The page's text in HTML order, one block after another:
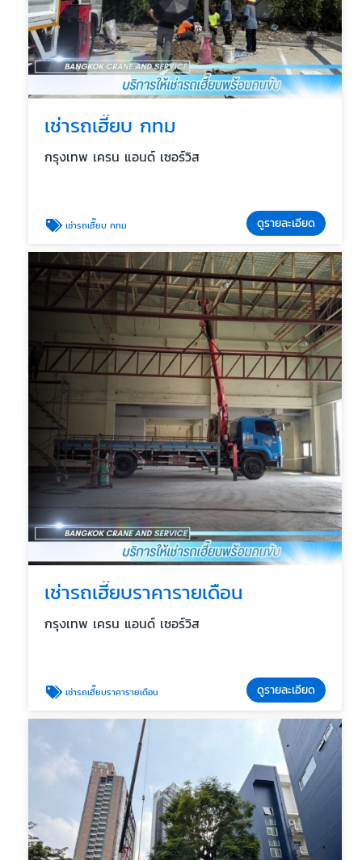
เช่ารถเฮี๊ยบ กทม
กรุงเทพ เครน แอนด์ เซอร์วิส
เช่ารถเฮี๊ยบ กทม ดูรายละเอียด
เช่ารถเฮี๊ยบราคารายเดือน
กรุงเทพ เครน แอนด์ เซอร์วิส
เช่ารถเฮี๊ยบราคารายเดือน ดูรายละเอียด